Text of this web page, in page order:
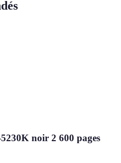
noir 2 600 pages